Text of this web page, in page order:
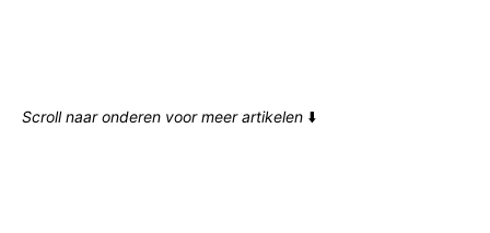
Scroll naar onderen voor meer artikelen ⬇️